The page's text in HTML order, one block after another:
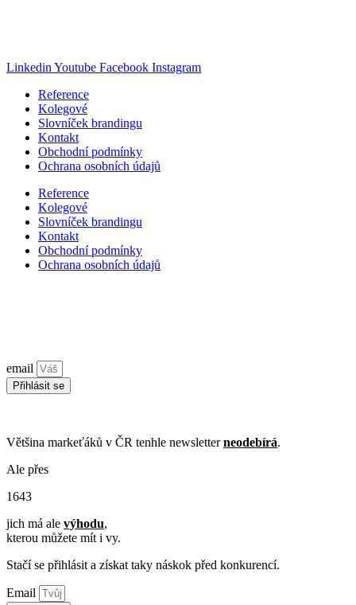
Linkedin Youtube Facebook Instagram
Reference
Kolegové
Slovníček brandingu
Kontakt
Obchodní podmínky
Ochrana osobních údajů
Reference
Kolegové
Slovníček brandingu
Kontakt
Obchodní podmínky
Ochrana osobních údajů
email
Přihlásit se
Většina markeťáků v ČR tenhle newsletterneodebírá.
Ale přes
1643
jich má ale výhodu,
kterou můžete mít i vy.
Stačí se přihlásit a získat taky náskok před konkurencí.
Email